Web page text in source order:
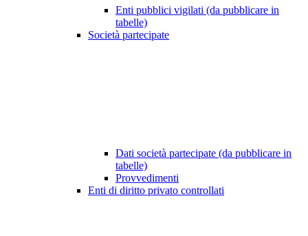
Enti pubblici vigilati (da pubblicare in
tabelle)
Società partecipate
Dati società partecipate (da pubblicare in
tabelle)
Provvedimenti
Enti di diritto privato controllati